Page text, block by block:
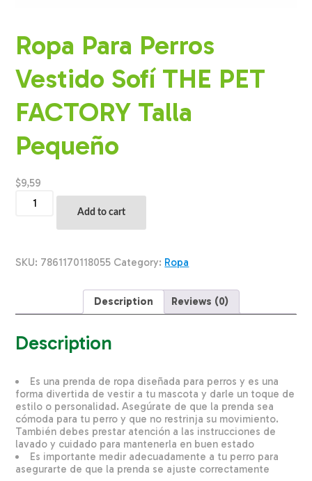
Ropa Para Perros
Vestido Sofí THE PET
FACTORY Talla
Pequeño
$9,59
Para
THE
Add to cart
SKU: 7861170118055 Category: Ropa
Description Reviews (0)
Description
Es una prenda de ropa diseñada para perros y es una
forma divertida de vestir a tu mascota y darle un toque de
estilo o personalidad. Asegúrate de que la prenda sea
cómoda para tu perro y que no restrinja su movimiento.
También debes prestar atención a las instrucciones de
lavado y cuidado para mantenerla en buen estado
Es importante medir adecuadamente a tu perro para
asegurarte de que la prenda se ajuste correctamente